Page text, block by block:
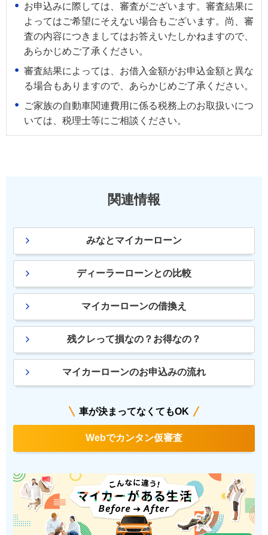
お申込みに際しては、審査がございます。審査結果に
よってはご希望にそえない場合もございます。尚、審
査の内容につきましてはお答えいたしかねますので、
あらかじめご了承ください。
審査結果によっては、お借入金額がお申込金額と異な
る場合もありますので、あらかじめご了承ください。
ご家族の自動車関連費用に係る税務上のお取扱いにつ
いては、税理士等にご相談ください。
関連情報
みなとマイカーローン
ディーラーローンとの比較
マイカーローンの借換え
残クレって損なの？お得なの？
マイカーローンのお申込みの流れ
車が決まってなくてもOK
Webでカンタン仮審査